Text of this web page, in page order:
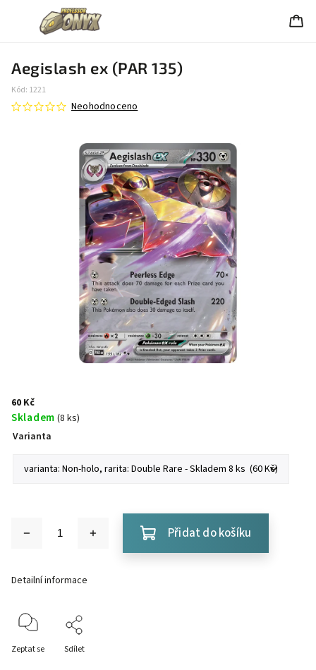
Aegislash ex (PAR 135)
Kód: 1221
Neohodnoceno
60 Kč
Skladem (8 ks)
Varianta
Přidat do košíku
Detailní informace
Zeptat se Sdílet